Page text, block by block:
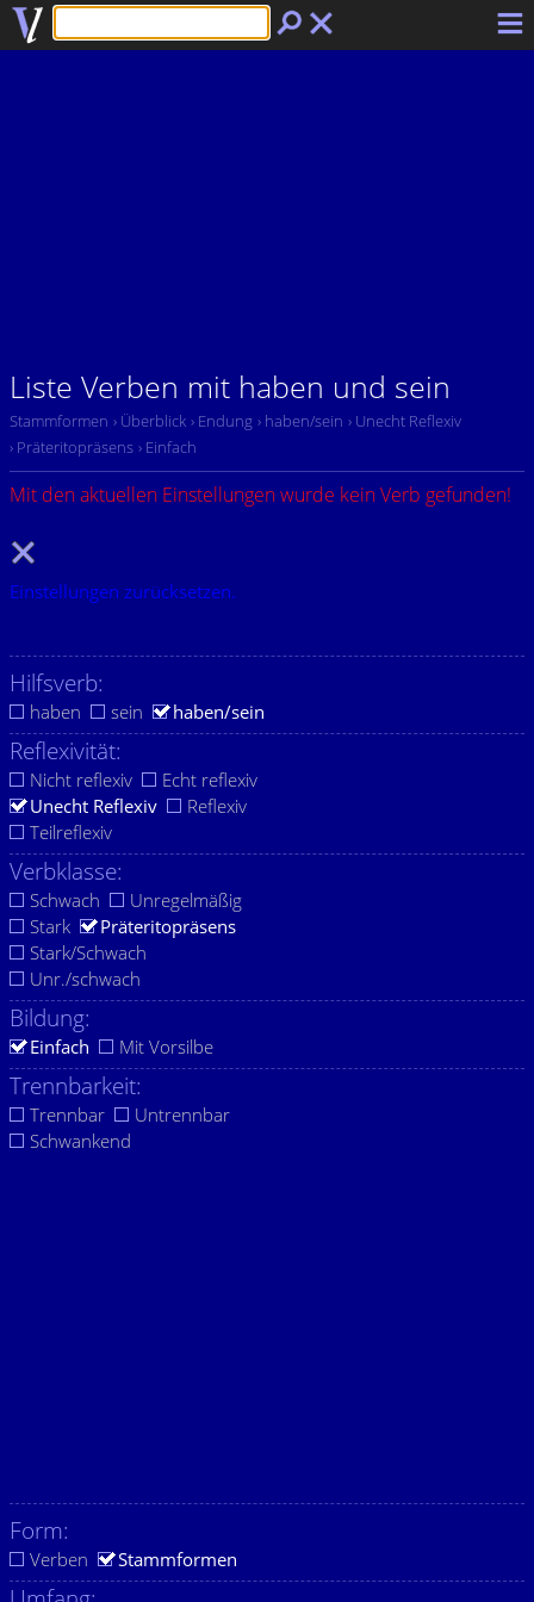
Liste Verben mit haben und sein
Stammformen › Überblick › Endung › haben/sein › Unecht Reflexiv
› Präteritopräsens › Einfach
Mit den aktuellen Einstellungen wurde kein Verb gefunden!
Einstellungen zurücksetzen.
Hilfsverb:
haben sein haben/sein
Reflexivität:
Nicht reflexiv
Echt reflexiv
Unecht Reflexiv
Reflexiv
Teilreflexiv
Verbklasse:
Schwach
Unregelmäßig
Stark
Präteritopräsens
Stark/Schwach
Unr./schwach
Bildung:
Einfach Mit Vorsilbe
Trennbarkeit:
Trennbar
Untrennbar
Schwankend
Form:
Verben Stammformen